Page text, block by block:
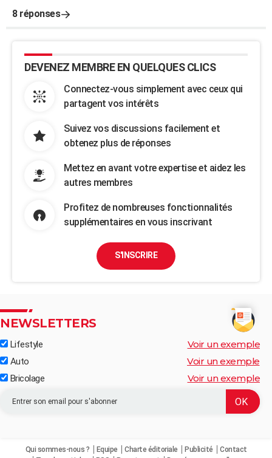
8 réponses
DEVENEZ MEMBRE EN QUELQUES CLICS
Connectez-vous simplement avec ceux qui
partagent vos intérêts
Suivez vos discussions facilement et
obtenez plus de réponses
Mettez en avant votre expertise et aidez les
autres membres
Profitez de nombreuses fonctionnalités
supplémentaires en vous inscrivant
S'INSCRIRE
NEWSLETTERS
Lifestyle Voir un exemple
Auto Voir un exemple
Bricolage Voir un exemple
Qui sommes-nous ? Equipe Charte éditoriale Publicité
Contact